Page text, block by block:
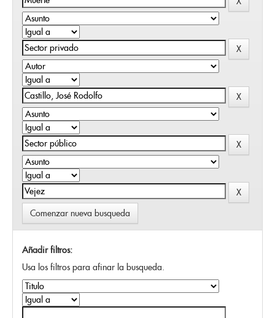
Comenzar nueva busqueda
Añadir filtros:
Usa los filtros para afinar la busqueda.